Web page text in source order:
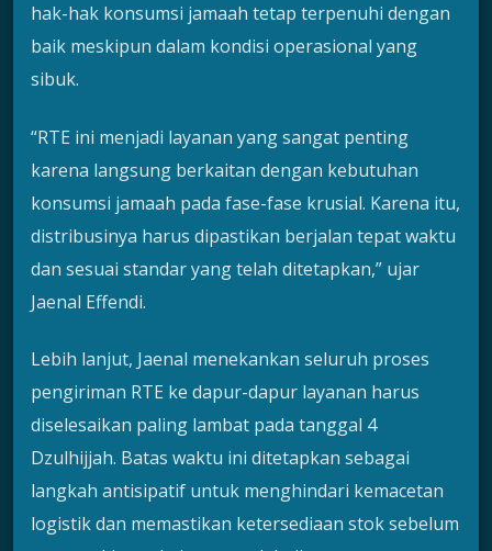
hak-hak konsumsi jamaah tetap terpenuhi dengan
baik meskipun dalam kondisi operasional yang
sibuk.
“RTE ini menjadi layanan yang sangat penting
karena langsung berkaitan dengan kebutuhan
konsumsi jamaah pada fase-fase krusial. Karena itu,
distribusinya harus dipastikan berjalan tepat waktu
dan sesuai standar yang telah ditetapkan,” ujar
Jaenal Effendi.
Lebih lanjut, Jaenal menekankan seluruh proses
pengiriman RTE ke dapur-dapur layanan harus
diselesaikan paling lambat pada tanggal 4
Dzulhijjah. Batas waktu ini ditetapkan sebagai
langkah antisipatif untuk menghindari kemacetan
logistik dan memastikan ketersediaan stok sebelum